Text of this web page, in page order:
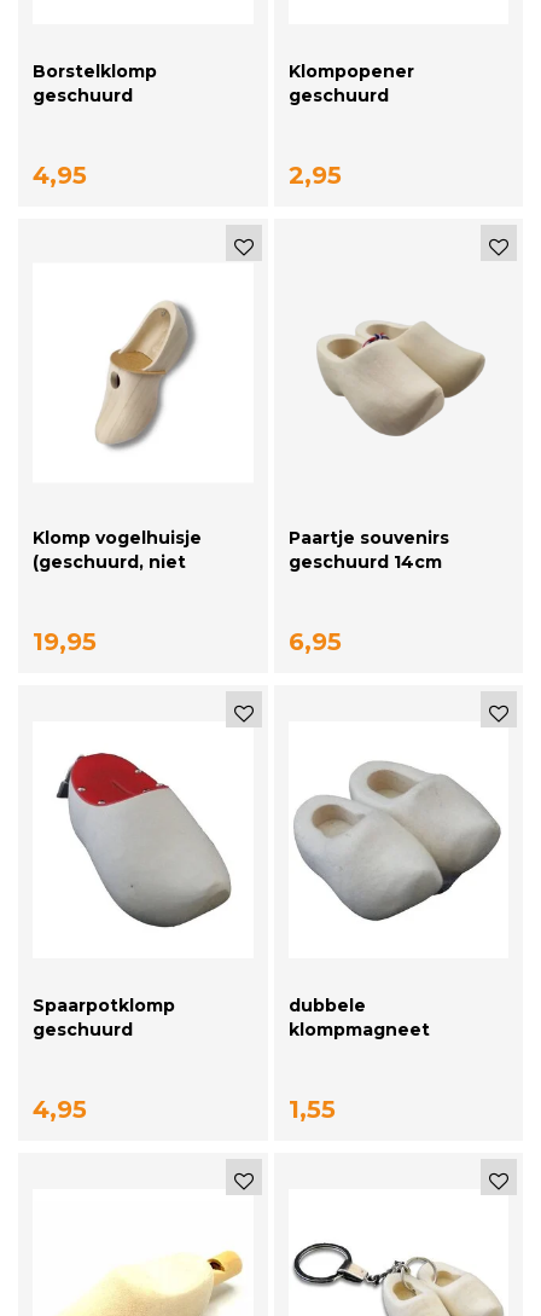
Borstelklomp
geschuurd
4,95
Klompopener
geschuurd
2,95
Klomp vogelhuisje
(geschuurd, niet
19,95
Paartje souvenirs
geschuurd 14cm
6,95
Spaarpotklomp
geschuurd
4,95
dubbele
klompmagneet
1,55